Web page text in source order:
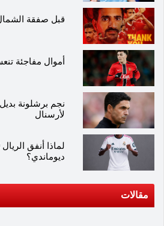
قبل صفقة
أموال مفاجئة
نجم برشلونة
لأرسنال
ديوماندي؟
مقالات